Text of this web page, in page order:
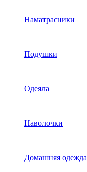
Наматрасники
Подушки
Одеяла
Наволочки
Домашняя одежда